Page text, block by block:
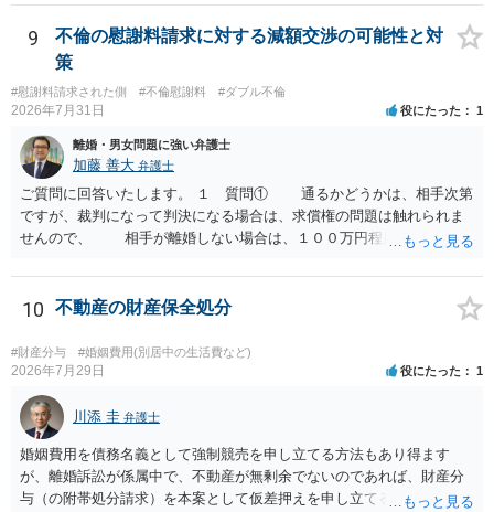
性も認められそうですので、あまり慰謝料は高額にならないように思
われます。 一度、最寄りの弁護士に相談してみてください。
9
不倫の慰謝料請求に対する減額交渉の可能性と対
策
#慰謝料請求された側 #不倫慰謝料 #ダブル不倫
2026年7月31日 役にたった 1
離婚・男女問題に強い弁護士
加藤 善大 弁護士
ご質問に回答いたします。 １ 質問① 通るかどうかは、相手次第
ですが、裁判になって判決になる場合は、求償権の問題は触れられま
せんので、 相手が離婚しない場合は、１００万円程度となる可能
するデメリットはありますから（経済的、時間的、精神的負担等）、
反対にご自身が、裁判も辞さずという姿勢を示すことで、プラス
に働く可能性は有り得ます。 交渉で解決する多くの場合は、相手
が弁護士に依頼しているケースで、５０万円以下で合意できる場合は
稀であると思います。 通常は、６０万円から８０万円程度になる
ことが多いというのが私の印象です。 ２ 質問② ご記載の内容が
減額を進めるうえでの交渉材料かと思います。 なお、ご自身が離
婚しないことは、交渉材料にはならないかと思いますので、ご注意く
ださい。 また、相手夫婦の婚姻関係が既に破綻していたことや、
相手女性が結婚しているとは知らなかったと主張することもあります
が、 ケースバイケースですので、ご自身の場合にそれらの主張が
10 不動産の財産保全処分
#財産分与 #婚姻費用(別居中の生活費など)
2026年7月29日 役にたった 1
川添 圭 弁護士
婚姻費用を債務名義として強制競売を申し立てる方法もあり得ます
が、離婚訴訟が係属中で、不動産が無剰余でないのであれば、財産分
与（の附帯処分請求）を本案として仮差押えを申し立てる（法的には